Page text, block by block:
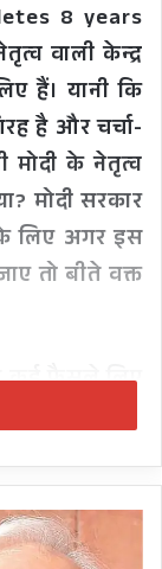
8 years
वाली केन्द्र
हैं। यानी कि
है और चर्चा-
मोदी के नेतृत्व
मोदी सरकार
लिए अगर इस
तो बीते वक्त
कई फैसले लिए
प्रभाव भी
कई फैसलों ने